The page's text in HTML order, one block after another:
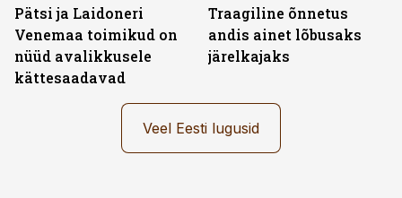
Pätsi ja Laidoneri
Venemaa toimikud on
nüüd avalikkusele
kättesaadavad
Traagiline õnnetus
andis ainet lõbusaks
järelkajaks
Veel Eesti lugusid